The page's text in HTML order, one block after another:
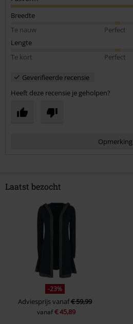
Breedte
Te nauw
Perfect
Lengte
Te kort
Perfect
Geverifieerde recensie
Heeft deze recensie je geholpen?
Opmerking
Laatst bezocht
-23%
Adviesprijsvanaf€ 59,99
vanaf€ 45,89